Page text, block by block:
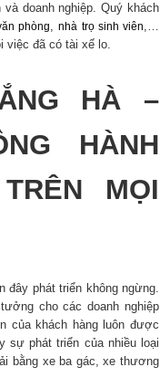
và doanh nghiệp. Quý khách
phòng,nhà trọ sinh viên,…
việc đã có tài xế lo.
HÀ –
HÀNH
MỌI
đây phát triển không ngừng.
cho các doanh nghiệp
của khách hàng luôn được
sự phát triển của nhiều loại
bằng xe ba gác, xe thương